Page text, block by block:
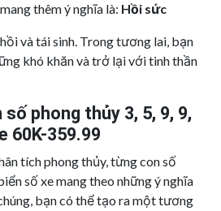
thêm ý nghĩa là: Hồi sức
và tái sinh. Trong tương lai, bạn
khó khăn và trở lại với tinh thần
phong thủy 3, 5, 9, 9,
60K-359.99
tích phong thủy, từng con số
số xe mang theo những ý nghĩa
bạn có thể tạo ra một tương